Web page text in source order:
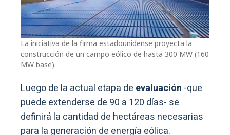
La iniciativa de la firma estadounidense proyecta la
construcción de un campo eólico de hasta 300 MW (160
MW base).
Luego de la actual etapa de evaluación -que
puede extenderse de 90 a 120 días- se
definirá la cantidad de hectáreas necesarias
para la generación de energía eólica.